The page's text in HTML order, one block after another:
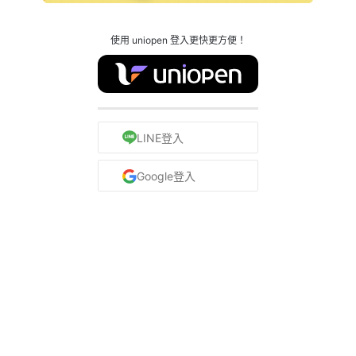
使用 uniopen 登入更快更方便！
LINE登入
Google登入